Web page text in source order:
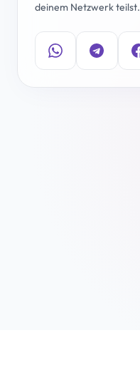
deinem Netzwerk teilst.